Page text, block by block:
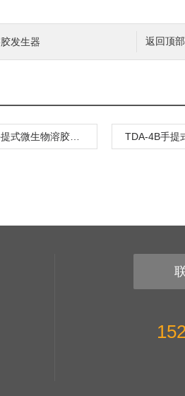
返回顶部
发生器
TDA-4B手提